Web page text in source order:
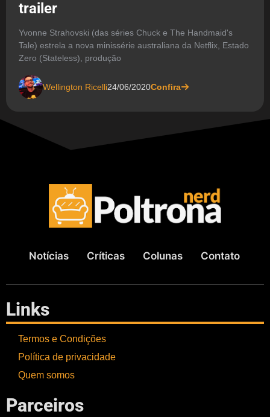
trailer
Yvonne Strahovski (das séries Chuck e The Handmaid's
Tale) estrela a nova minissérie australiana da Netflix, Estado
Zero (Stateless), produção
Wellington Ricelli24/06/2020Confira
Notícias Críticas Colunas Contato
Links
Termos e Condições
Política de privacidade
Quem somos
Parceiros